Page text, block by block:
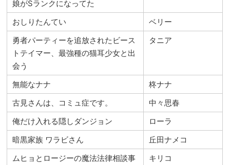
娘がSランクになってた
おしりたんてい
ベリー
勇者パーティーを追放されたビース
トテイマー、最強種の猫耳少女と出
会う
タニア
無能なナナ
柊ナナ
古見さんは、コミュ症です。
中々思春
俺だけ入れる隠しダンジョン
ローラ
暗黒家族 ワラビさん
丘田ナメコ
ムヒョとロージーの魔法法律相談事
キリコ